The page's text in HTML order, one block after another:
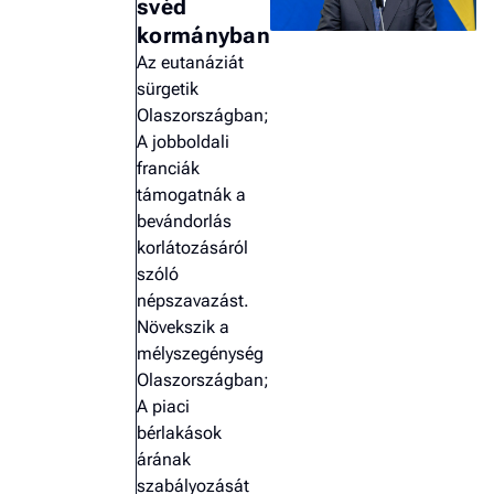
svéd
kormányban
Az eutanáziát
sürgetik
Olaszországban;
A jobboldali
franciák
támogatnák a
bevándorlás
korlátozásáról
szóló
népszavazást.
Növekszik a
mélyszegénység
Olaszországban;
A piaci
bérlakások
árának
szabályozását